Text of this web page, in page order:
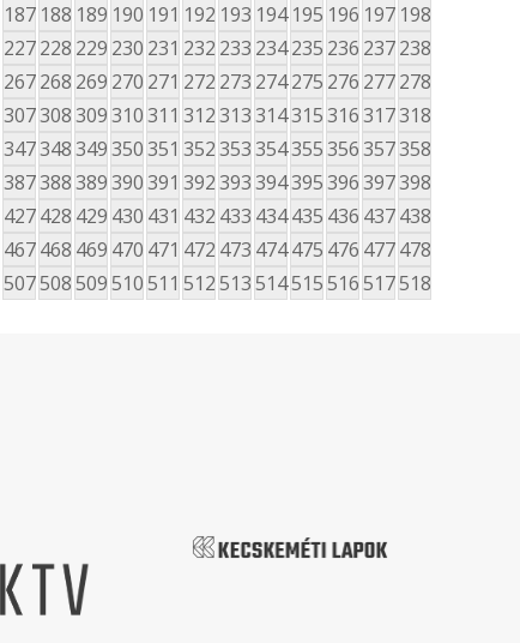
187 188 189 190 191 192 193 194 195 196 197 198
227228 229 230 231 232 233 234235 236 237238
267268 269 270 271 272 273 274275 276 277278
307308309310311 312313314315316317318
347348349350351 352353354355356357358
387388389390391 392393394395396397398
427428 429 430 431 432 433 434435 436 437438
467468 469 470 471 472 473 474475 476 477478
507508509510511 512513514515516517518